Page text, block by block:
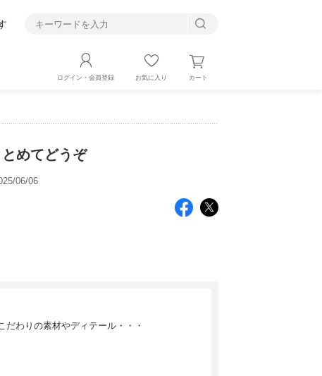
ログイン・会員登録 お気に入り カート
めてどうぞ
06/06
わりの素材やディテール・・・